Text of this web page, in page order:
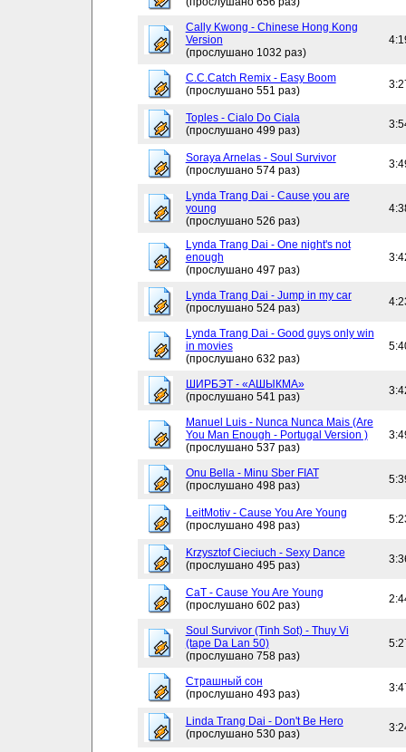
Cally Kwong - Chinese Hong Kong
Version
(прослушано 1032 раз)
C.C.Catch Remix - Easy Boom
(прослушано 551 раз)
Toples - Cialo Do Ciala
(прослушано 499 раз)
Soraya Arnelas - Soul Survivor
(прослушано 574 раз)
Lynda Trang Dai - Cause you are
young
(прослушано 526 раз)
Lynda Trang Dai - One night's not
enough
(прослушано 497 раз)
Lynda Trang Dai - Jump in my car
(прослушано 524 раз)
Lynda Trang Dai - Good guys only win
in movies
(прослушано 632 раз)
ШИРБЭТ - «АШЫКМА»
(прослушано 541 раз)
Manuel Luis - Nunca Nunca Mais (Are
You Man Enough - Portugal Version )
(прослушано 537 раз)
Onu Bella - Minu Sber FIAT
(прослушано 498 раз)
LeitMotiv - Cause You Are Young
(прослушано 498 раз)
Krzysztof Cieciuch - Sexy Dance
(прослушано 495 раз)
CaT - Cause You Are Young
(прослушано 602 раз)
Soul Survivor (Tinh Sot) - Thuy Vi
(tape Da Lan 50)
(прослушано 758 раз)
Страшный сон
(прослушано 493 раз)
Linda Trang Dai - Don't Be Hero
(прослушано 530 раз)